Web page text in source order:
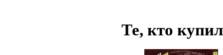
Те, кто